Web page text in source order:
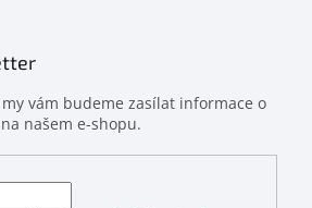
vám budeme zasílat informace o
našem e-shopu.